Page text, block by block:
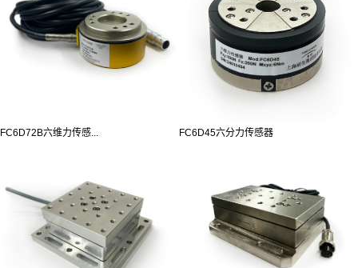
FC6D72B六维力传感... FC6D45六分力传感器